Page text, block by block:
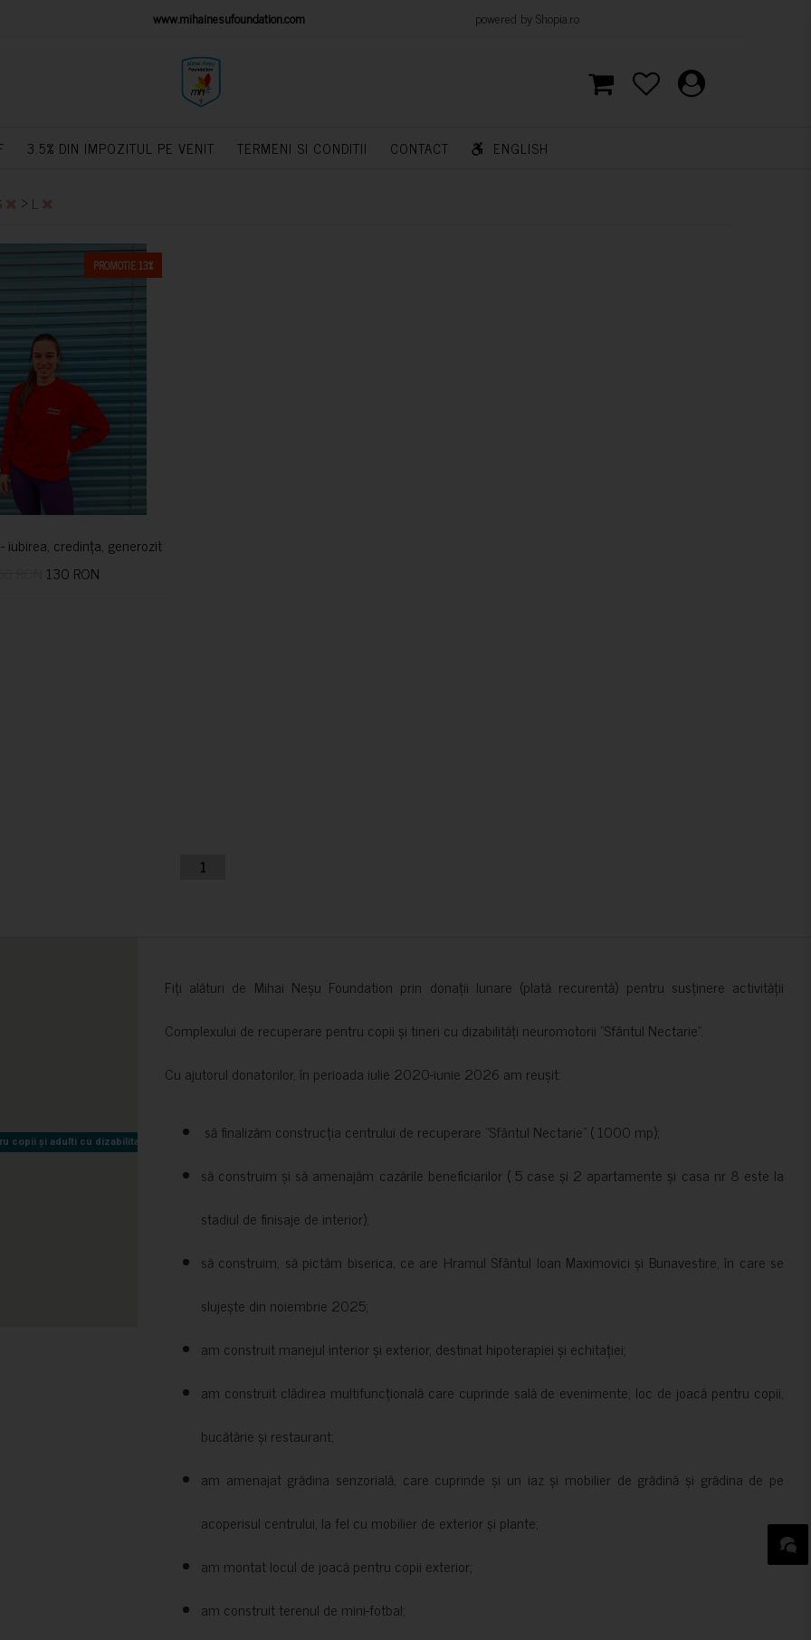
PLATFORM www.mihainesufoundation.com powered by Shopia.ro
3.5% DIN IMPOZITUL PE VENIT TERMENI SI CONDITII CONTACT ENGLISH
> L
PROMOTIE 13%
iubirea, credința, generozitatea vindecă
130 RON
CUMPARA
1
copii și adulti cu dizabilitati neuromotorii Sfântul Nectarie
copii și adulti cu dizabilitati neuromotorii Sfântul Nectarie
Fiți alături de Mihai Neșu Foundation prin donații lunare (plată recurentă) pentru susținere activității
Complexului de recuperare pentru copii și tineri cu dizabilități neuromotorii ”Sfântul Nectarie”.
Cu ajutorul donatorilor, în perioada iulie 2020-iunie 2026 am reușit:
să finalizăm construcția centrului de recuperare ”Sfântul Nectarie” ( 1000 mp);
să construim și să amenajăm cazările beneficiarilor ( 5 case și 2 apartamente și casa nr 8 este la
stadiul de finisaje de interior);
să construim, să pictăm biserica, ce are Hramul Sfântul Ioan Maximovici și Bunavestire, în care se
slujește din noiembrie 2025;
am construit manejul interior și exterior, destinat hipoterapiei și echitației;
am construit clădirea multifuncțională care cuprinde sală de evenimente, loc de joacă pentru copii,
bucătărie și restaurant;
am amenajat grădina senzorială, care cuprinde și un iaz și mobilier de grădină și grădina de pe
acoperisul centrului, la fel cu mobilier de exterior și plante;
am montat locul de joacă pentru copii exterior;
am construit terenul de mini-fotbal;